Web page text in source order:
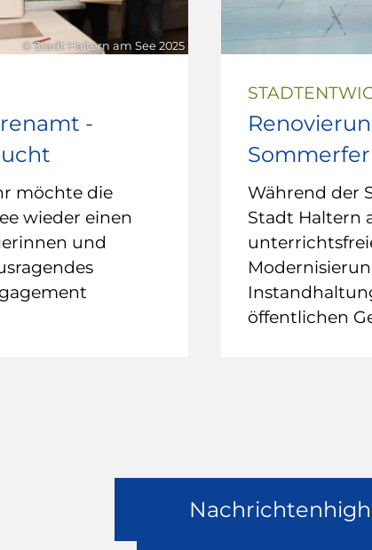
© Stadt Haltern am See 2025
-
möchte die
wieder einen
und
Während der
Stadt Haltern
öffentlichen